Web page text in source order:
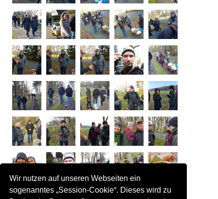
Wir nutzen auf unseren Webseiten ein
sogenanntes „Session-Cookie“. Dieses wird zu